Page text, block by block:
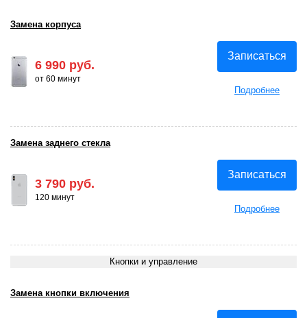
6 990 руб.
от 60 минут
Записаться
Подробнее
Замена корпуса
3 790 руб.
120 минут
Записаться
Подробнее
Замена заднего стекла
Кнопки и управление
Замена кнопки включения